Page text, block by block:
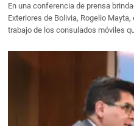
En una conferencia de prensa
Exteriores de Bolivia, Rogelio
trabajo de los consulados móviles